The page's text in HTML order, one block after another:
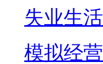
失业生活
模拟经营